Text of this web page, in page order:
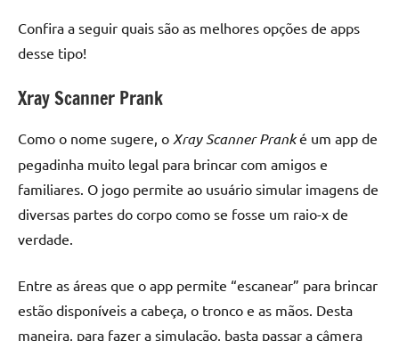
Confira a seguir quais são as melhores opções de apps
desse tipo!
Xray Scanner Prank
Como o nome sugere, o Xray Scanner Pranké um app de
pegadinha muito legal para brincar com amigos e
familiares. O jogo permite ao usuário simular imagens de
diversas partes do corpo como se fosse um raio-x de
verdade.
Entre as áreas que o app permite “escanear” para brincar
estão disponíveis a cabeça, o tronco e as mãos. Desta
maneira, para fazer a simulação, basta passar a câmera